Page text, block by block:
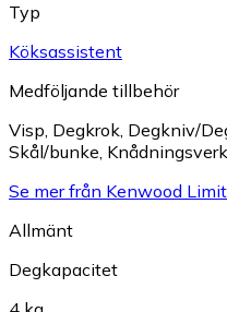
Typ
Köksassistent
Medföljande tillbehör
Visp Degkrok Degkniv/
Skål/bunke
Se mer från Kenwood
Allmänt
Degkapacitet